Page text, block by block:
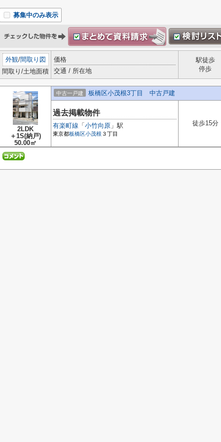
募集中のみ表示
外観/間取り図
間取り/土地面積
価格
交通 / 所在地
駅徒歩
停歩
2LDK
＋1S(納戸)
50.00㎡
中古一戸建 板橋区小茂根3丁目 中古戸建
過去掲載物件
有楽町線 「 小竹向原 」駅
東京都板橋区小茂根 ３丁目
徒歩15分